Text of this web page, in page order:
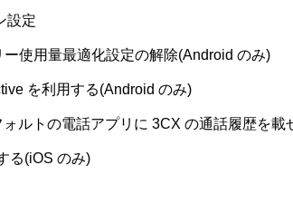
設定
ー使用量最適化設定の解除(Android のみ)
を利用する(Android のみ)
ルトの電話アプリに 3CX の通話履歴を載
る(iOS のみ)